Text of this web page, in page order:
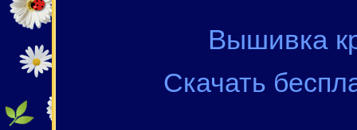
Вышивка
Скачать